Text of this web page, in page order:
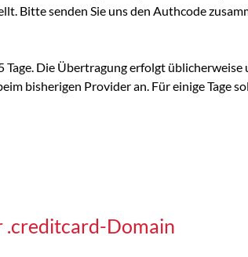
Bitte senden Sie uns den Authcode
Die Übertragung erfolgt
bisherigen Provider an. Für einige Tage
.creditcard-Domain